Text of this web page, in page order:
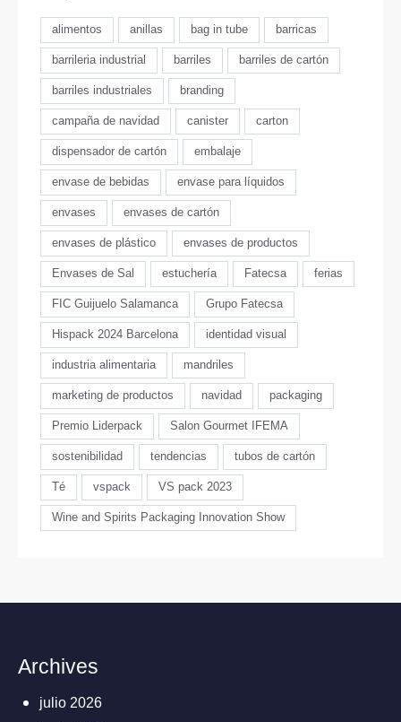
alimentos anillas bag in tube barricas
barrileria industrial barriles barriles de cartón
barriles industriales branding
campaña de navidad canister carton
dispensador de cartón embalaje
envase de bebidas envase para líquidos
envases envases de cartón
envases de plástico envases de productos
Envases de Sal estuchería Fatecsa ferias
FIC Guijuelo Salamanca Grupo Fatecsa
Hispack 2024 Barcelona identidad visual
industria alimentaria mandriles
marketing de productos navidad packaging
Premio Liderpack Salon Gourmet IFEMA
sostenibilidad tendencias tubos de cartón
Té vspack VS pack 2023
Wine and Spirits Packaging Innovation Show
Archives
julio 2026